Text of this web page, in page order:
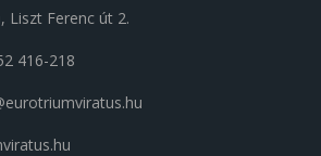
Liszt Ferenc út 2.
416-218